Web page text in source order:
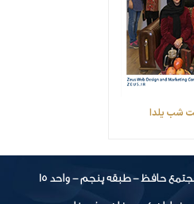
شب یلدا
حافظ - طبقه پنجم - واحد 15